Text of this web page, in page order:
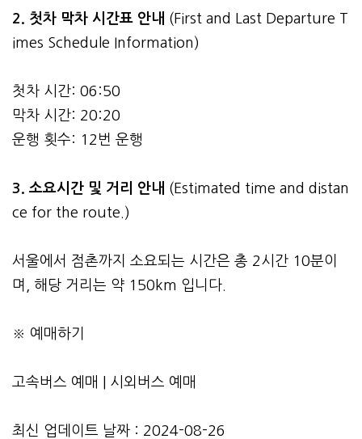
2. 첫차 막차 시간표 안내 (First and Last Departure T
imes Schedule Information)
첫차 시간: 06:50
막차 시간: 20:20
운행 횟수: 12번 운행
3. 소요시간 및 거리 안내 (Estimated time and distan
ce for the route.)
서울에서 점촌까지 소요되는 시간은 총 2시간 10분이
며, 해당 거리는 약 150km 입니다.
※ 예매하기
고속버스 예매 시외버스 예매
최신 업데이트 날짜 : 2024-08-26